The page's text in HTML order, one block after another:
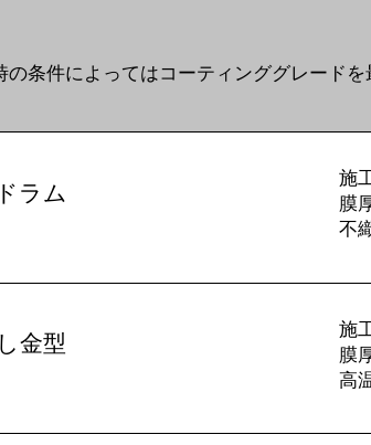
条件によってはコーティンググレード
施
膜
不
ラム
施
膜
高
金型